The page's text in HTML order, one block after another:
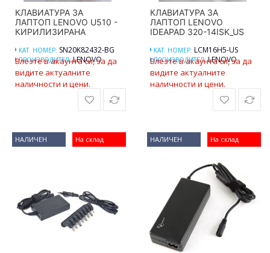
КЛАВИАТУРА ЗА
ЛАПТОП LENOVO U510 -
КИРИЛИЗИРАНА
КАТ. НОМЕР: SN20K82432-BG
ПРОИЗВОДИТЕЛ:LENOVO
Влезте в акаунта си, за да
видите актуалните
наличности и цени.
КЛАВИАТУРА ЗА
ЛАПТОП LENOVO
IDEAPAD 320-14ISK_US
КАТ. НОМЕР: LCM16H5-US
ПРОИЗВОДИТЕЛ:LENOVO
Влезте в акаунта си, за да
видите актуалните
наличности и цени.
На склад
НАЛИЧЕН На склад
НАЛИЧЕН